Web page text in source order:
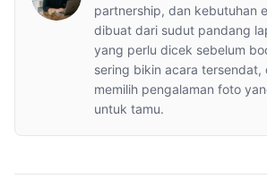
partnership, dan kebutuhan
dibuat dari sudut pandang
yang perlu dicek sebelum
sering bikin acara tersendat,
memilih pengalaman foto
untuk tamu.